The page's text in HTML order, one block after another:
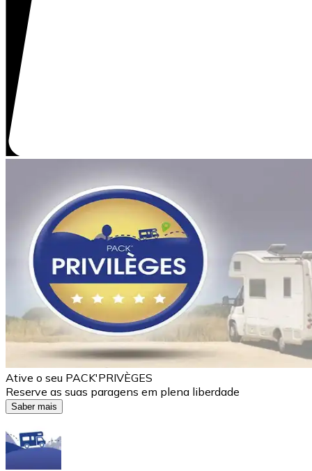
Ative o seu PACK'PRIVÈGES
Reserve as suas paragens em plena liberdade
Saber mais